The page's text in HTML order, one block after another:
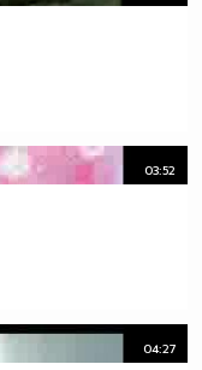
03:52
04:27